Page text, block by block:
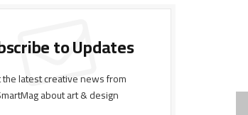
to Updates
the latest creative news from
about art & design.